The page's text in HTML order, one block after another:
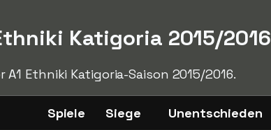
Katigoria 2015/2016
Ethniki Katigoria-Saison 2015/2016.
Spiele Siege Unentschieden